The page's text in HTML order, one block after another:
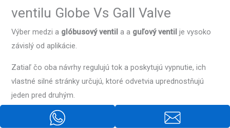
ventilu Globe Vs Gall Valve
Výber medzi a glóbusový ventil a a guľový ventil je vysoko
závislý od aplikácie.
Zatiaľ čo oba návrhy regulujú tok a poskytujú vypnutie, ich
vlastné silné stránky určujú, ktoré odvetvia uprednostňujú
jeden pred druhým.